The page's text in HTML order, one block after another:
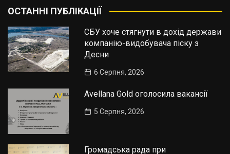
ОСТАННІ ПУБЛІКАЦІЇ
СБУ хоче стягнути в дохід держави
компанію-видобувача піску з
Десни
6 Серпня, 2026
Avellana Gold оголосила вакансії
5 Серпня, 2026
Громадська рада при